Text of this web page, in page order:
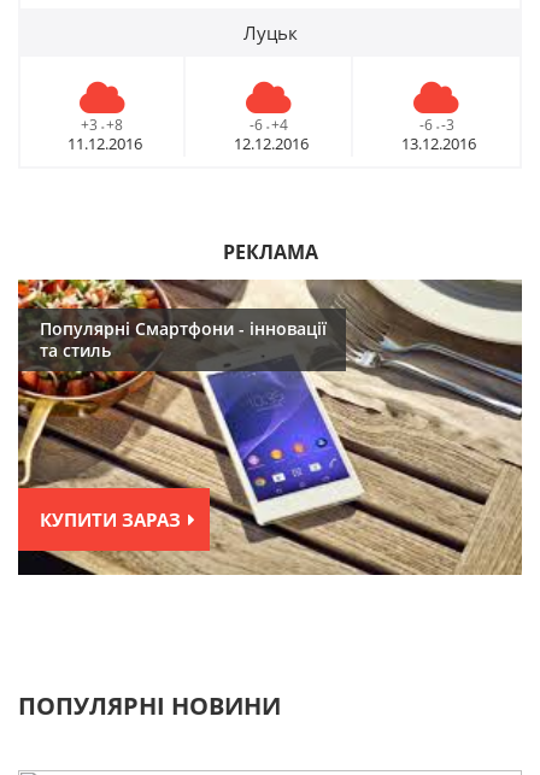
Луцьк
+3 - +8
11.12.2016
-6 - +4
12.12.2016
-6 - -3
13.12.2016
РЕКЛАМА
Популярні Смартфони - інновації
та стиль
КУПИТИ ЗАРАЗ
ПОПУЛЯРНІ НОВИНИ